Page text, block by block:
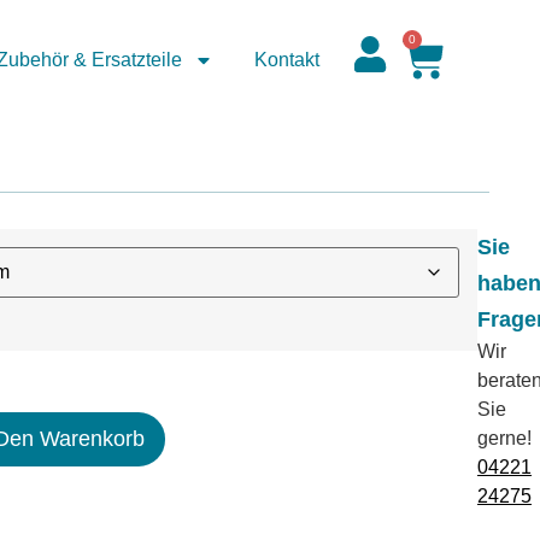
& Ersatzteile Kontakt
0
Warenkorb
Sie
haben
Wir
Sie
gerne!
04221
24275